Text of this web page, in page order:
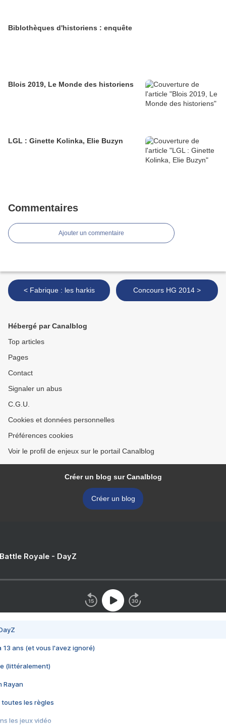
Biblothèques d'historiens : enquête
Blois 2019, Le Monde des historiens
LGL : Ginette Kolinka, Elie Buzyn
Commentaires
Ajouter un commentaire
< Fabrique : les harkis Concours HG 2014 >
Hébergé par Canalblog
Top articles
Pages
Contact
Signaler un abus
C.G.U.
Cookies et données personnelles
Préférences cookies
Voir le profil de enjeux sur le portail Canalblog
Créer un blog sur Canalblog
Créer un blog
Royale - DayZ
13 ans (et vous l'avez ignoré)
(littéralement)
Rayan
toutes les règles
les jeux vidéo